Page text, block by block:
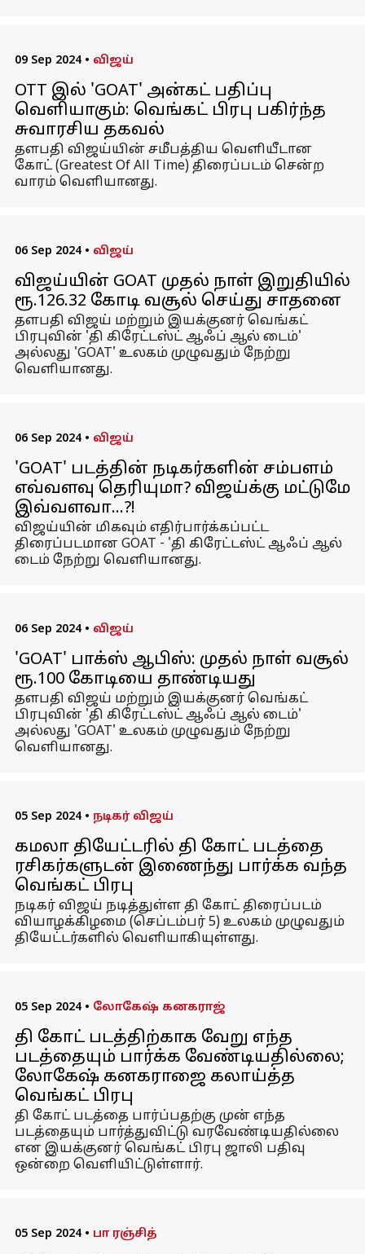
09 Sep 2024 • விஜய்
OTT இல் 'GOAT' அன்கட் பதிப்பு
வெளியாகும்: வெங்கட் பிரபு பகிர்ந்த
சுவாரசிய தகவல்
தளபதி விஜய்யின் சமீபத்திய வெளியீடான
கோட் (Greatest Of All Time) திரைப்படம் சென்ற
வாரம் வெளியானது.
06 Sep 2024 • விஜய்
விஜய்யின் GOAT முதல் நாள் இறுதியில்
ரூ.126.32 கோடி வசூல் செய்து சாதனை
தளபதி விஜய் மற்றும் இயக்குனர் வெங்கட்
பிரபுவின் 'தி கிரேட்டஸ்ட் ஆஃப் ஆல் டைம்'
அல்லது 'GOAT' உலகம் முழுவதும் நேற்று
வெளியானது.
06 Sep 2024 • விஜய்
'GOAT' படத்தின் நடிகர்களின் சம்பளம்
எவ்வளவு தெரியுமா? விஜய்க்கு மட்டுமே
இவ்வளவா...?!
விஜய்யின் மிகவும் எதிர்பார்க்கப்பட்ட
திரைப்படமான GOAT - 'தி கிரேட்டஸ்ட் ஆஃப் ஆல்
டைம் நேற்று வெளியானது.
06 Sep 2024 • விஜய்
'GOAT' பாக்ஸ் ஆபிஸ்: முதல் நாள் வசூல்
ரூ.100 கோடியை தாண்டியது
தளபதி விஜய் மற்றும் இயக்குனர் வெங்கட்
பிரபுவின் 'தி கிரேட்டஸ்ட் ஆஃப் ஆல் டைம்'
அல்லது 'GOAT' உலகம் முழுவதும் நேற்று
வெளியானது.
05 Sep 2024 • நடிகர் விஜய்
கமலா தியேட்டரில் தி கோட் படத்தை
ரசிகர்களுடன் இணைந்து பார்க்க வந்த
வெங்கட் பிரபு
நடிகர் விஜய் நடித்துள்ள தி கோட் திரைப்படம்
வியாழக்கிழமை (செப்டம்பர் 5) உலகம் முழுவதும்
தியேட்டர்களில் வெளியாகியுள்ளது.
05 Sep 2024 • லோகேஷ் கனகராஜ்
தி கோட் படத்திற்காக வேறு எந்த
படத்தையும் பார்க்க வேண்டியதில்லை;
லோகேஷ் கனகராஜை கலாய்த்த
வெங்கட் பிரபு
தி கோட் படத்தை பார்ப்பதற்கு முன் எந்த
படத்தையும் பார்த்துவிட்டு வரவேண்டியதில்லை
என இயக்குனர் வெங்கட் பிரபு ஜாலி பதிவு
ஒன்றை வெளியிட்டுள்ளார்.
05 Sep 2024 • பா ரஞ்சித்